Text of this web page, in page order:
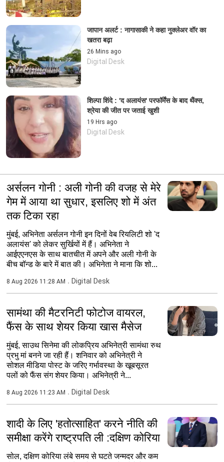
जापान अलर्ट : नागासाकी ने कहा नुक्लेअर वॉर का
खतरा बढ़ा
26 Mins ago
Digital Desk
शिल्पा शिंदे : 'द अलायंस' परफॉर्मेंस के बाद थैंक्स,
श्रेया की जीत पर जताई खुशी
19 Hrs ago
Digital Desk
अर्सलन गोनी : अली गोनी की वजह से मेरे
गेम में आया था सुधार, इसलिए शो में अंत
तक टिका रहा
मुंबई, अभिनेता अर्सलन गोनी इन दिनों वेब रियलिटी शो 'द
अलायंस' को लेकर सुर्खियों में हैं। अभिनेता ने
आईएएनएस के साथ बातचीत में अपने और अली गोनी के
बीच बॉन्ड के बारे में बात की। अभिनेता ने माना कि शो...
8 Aug 2026 11:28 AM Digital Desk
सामंथा की मैटरनिटी फोटोज वायरल,
फैंस के साथ शेयर किया खास मैसेज
मुंबई, साउथ सिनेमा की लोकप्रिय अभिनेत्री सामंथा रुथ
प्रभु मां बनने जा रही हैं। शनिवार को अभिनेत्री ने
सोशल मीडिया पोस्ट के जरिए गर्भावस्था के खूबसूरत
पलों को फैंस संग शेयर किया। अभिनेत्री ने...
8 Aug 2026 11:23 AM Digital Desk
शादी के लिए 'हतोत्साहित' करने नीति की
समीक्षा करेंगे राष्ट्रपति ली :दक्षिण कोरिया
सोल, दक्षिण कोरिया लंबे समय से घटते जन्मदर और कम